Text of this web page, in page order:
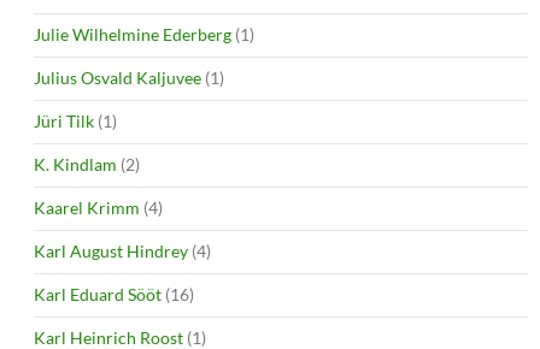
Julie Wilhelmine Ederberg (1)
Julius Osvald Kaljuvee (1)
Jüri Tilk (1)
K. Kindlam (2)
Kaarel Krimm (4)
Karl August Hindrey (4)
Karl Eduard Sööt (16)
Karl Heinrich Roost (1)